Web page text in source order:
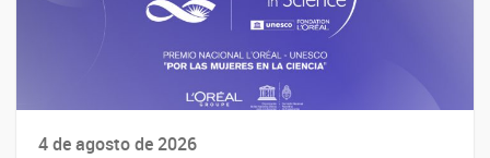
4 de agosto de 2026